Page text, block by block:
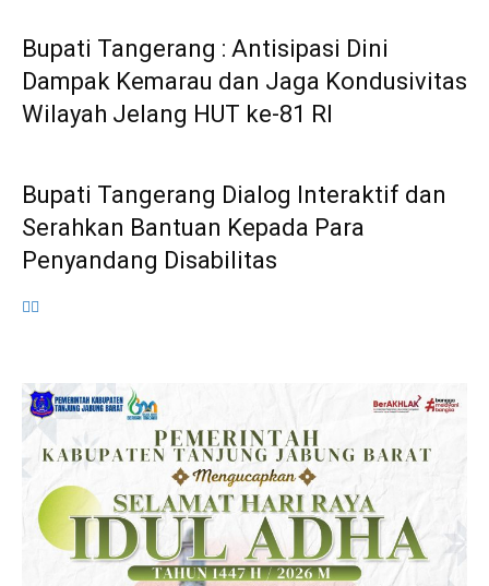
Bupati Tangerang : Antisipasi Dini
Dampak Kemarau dan Jaga Kondusivitas
Wilayah Jelang HUT ke-81 RI
Bupati Tangerang Dialog Interaktif dan
Serahkan Bantuan Kepada Para
Penyandang Disabilitas